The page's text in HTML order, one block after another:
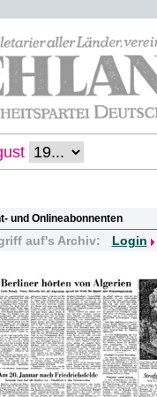
und Onlineabonnenten
auf's Archiv: Login